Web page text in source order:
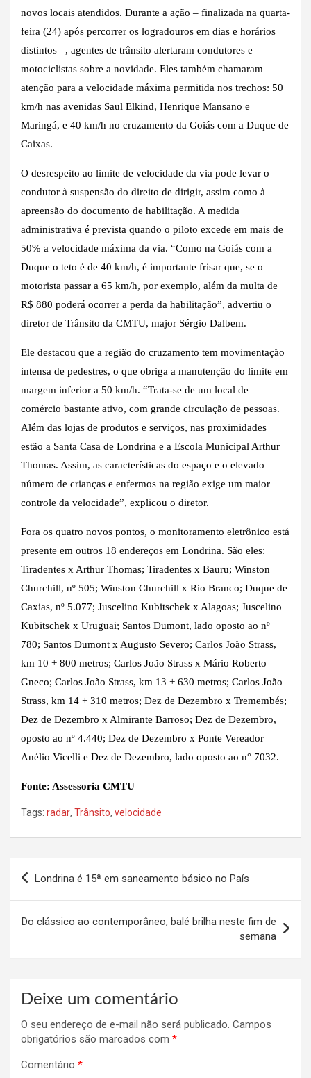
novos locais atendidos. Durante a ação – finalizada na quarta-
feira (24) após percorrer os logradouros em dias e horários
distintos –, agentes de trânsito alertaram condutores e
motociclistas sobre a novidade. Eles também chamaram
atenção para a velocidade máxima permitida nos trechos: 50
km/h nas avenidas Saul Elkind, Henrique Mansano e
Maringá, e 40 km/h no cruzamento da Goiás com a Duque de
Caixas.
O desrespeito ao limite de velocidade da via pode levar o
condutor à suspensão do direito de dirigir, assim como à
apreensão do documento de habilitação. A medida
administrativa é prevista quando o piloto excede em mais de
50% a velocidade máxima da via. “Como na Goiás com a
Duque o teto é de 40 km/h, é importante frisar que, se o
motorista passar a 65 km/h, por exemplo, além da multa de
R$ 880 poderá ocorrer a perda da habilitação”, advertiu o
diretor de Trânsito da CMTU, major Sérgio Dalbem.
Ele destacou que a região do cruzamento tem movimentação
intensa de pedestres, o que obriga a manutenção do limite em
margem inferior a 50 km/h. “Trata-se de um local de
comércio bastante ativo, com grande circulação de pessoas.
Além das lojas de produtos e serviços, nas proximidades
estão a Santa Casa de Londrina e a Escola Municipal Arthur
Thomas. Assim, as características do espaço e o elevado
número de crianças e enfermos na região exige um maior
controle da velocidade”, explicou o diretor.
Fora os quatro novos pontos, o monitoramento eletrônico está
presente em outros 18 endereços em Londrina. São eles:
Tiradentes x Arthur Thomas; Tiradentes x Bauru; Winston
Churchill, nº 505; Winston Churchill x Rio Branco; Duque de
Caxias, nº 5.077; Juscelino Kubitschek x Alagoas; Juscelino
Kubitschek x Uruguai; Santos Dumont, lado oposto ao nº
780; Santos Dumont x Augusto Severo; Carlos João Strass,
km 10 + 800 metros; Carlos João Strass x Mário Roberto
Gneco; Carlos João Strass, km 13 + 630 metros; Carlos João
Strass, km 14 + 310 metros; Dez de Dezembro x Tremembés;
Dez de Dezembro x Almirante Barroso; Dez de Dezembro,
oposto ao nº 4.440; Dez de Dezembro x Ponte Vereador
Anélio Vicelli e Dez de Dezembro, lado oposto ao n° 7032.
Fonte: Assessoria CMTU
Tags: radar, Trânsito, velocidade
Londrina é 15ª em saneamento básico no País
Do clássico ao contemporâneo, balé brilha neste fim de
semana
Deixe um comentário
O seu endereço de e-mail não será publicado. Campos
obrigatórios são marcados com *
Comentário *